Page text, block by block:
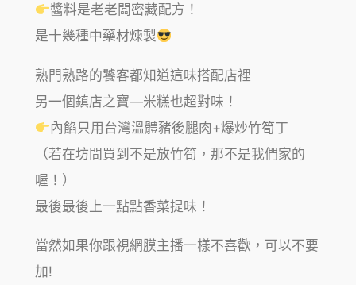
醬料是老老闆密藏配方！
是十幾種中藥材煉製
熟門熟路的饕客都知道這味搭配店裡
另一個鎮店之寶—米糕也超對味！
內餡只用台灣溫體豬後腿肉+爆炒竹筍丁
（若在坊間買到不是放竹筍，那不是我們家的
喔！）
最後最後上一點點香菜提味！
當然如果你跟視網膜主播一樣不喜歡，可以不要
加!